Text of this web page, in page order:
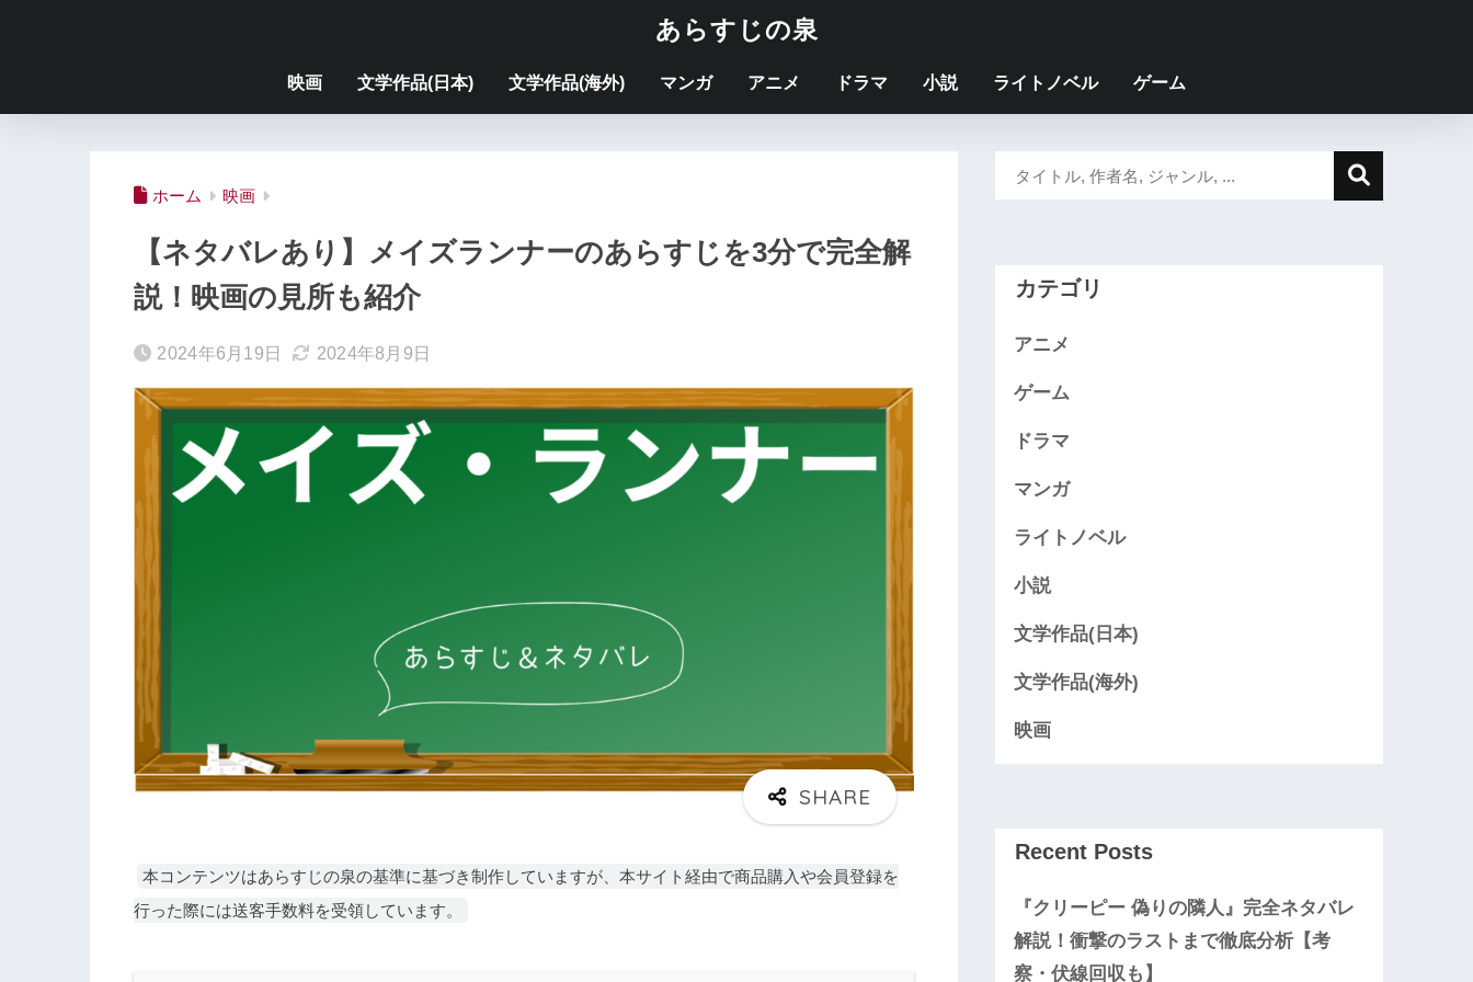
あらすじの泉
映画 文学作品(日本) 文学作品(海外) マンガ アニメ ドラマ 小説 ライトノベル ゲーム
ホーム 映画
【ネタバレあり】メイズランナーのあらすじを3分で完全解
説！映画の見所も紹介
2024年6月19日 2024年8月9日
本コンテンツはあらすじの泉の基準に基づき制作していますが、本サイト経由で商品購入や会員登録を
行った際には送客手数料を受領しています。
カテゴリ
アニメ
ゲーム
ドラマ
マンガ
ライトノベル
小説
文学作品(日本)
文学作品(海外)
映画
Recent Posts
『クリーピー 偽りの隣人』完全ネタバレ
解説！衝撃のラストまで徹底分析【考
察・伏線回収も】